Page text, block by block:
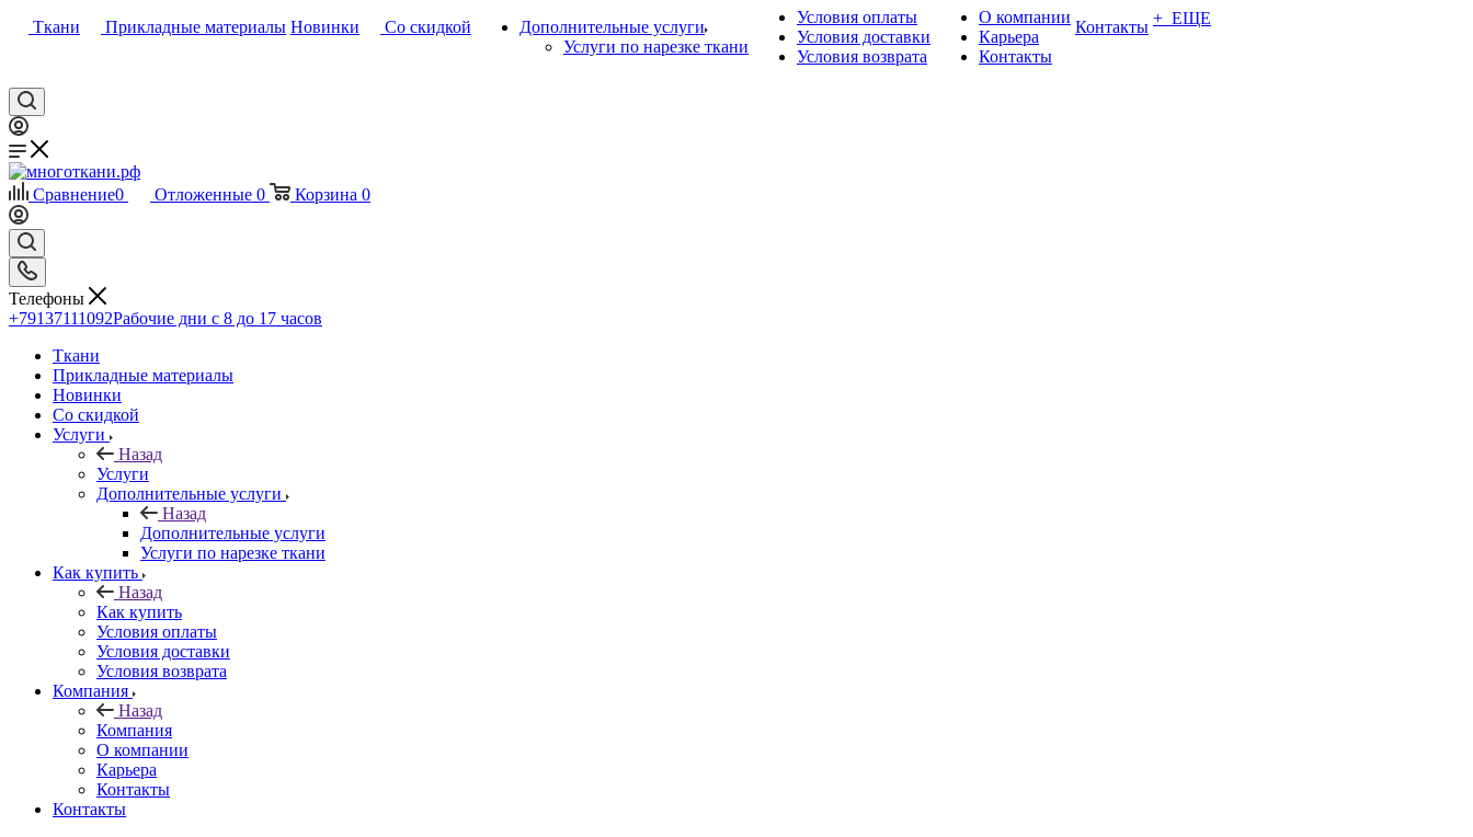
Ткани Прикладные материалы Новинки Со скидкой
Дополнительные услуги
Услуги по нарезке ткани
Условия оплаты
Условия доставки
Условия возврата
О компании
Карьера
Контакты
Контакты + ЕЩЕ
Сравнение0 Отложенные 0 Корзина 0
Телефоны
+79137111092Рабочие дни с 8 до 17 часов
Ткани
Прикладные материалы
Новинки
Со скидкой
Услуги
Назад
Услуги
Дополнительные услуги
Назад
Дополнительные услуги
Услуги по нарезке ткани
Как купить
Назад
Как купить
Условия оплаты
Условия доставки
Условия возврата
Компания
Назад
Компания
О компании
Карьера
Контакты
Контакты